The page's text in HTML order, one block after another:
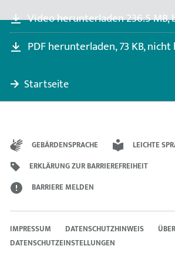
Video herunterladen236.5 MB,
PDF herunterladen,73 KB,nicht
Startseite
GEBÄRDENSPRACHE
LEICHTE
ERKLÄRUNG ZUR BARRIEREFREIHEIT
BARRIERE MELDEN
IMPRESSUM DATENSCHUTZHINWEIS
DATENSCHUTZEINSTELLUNGEN